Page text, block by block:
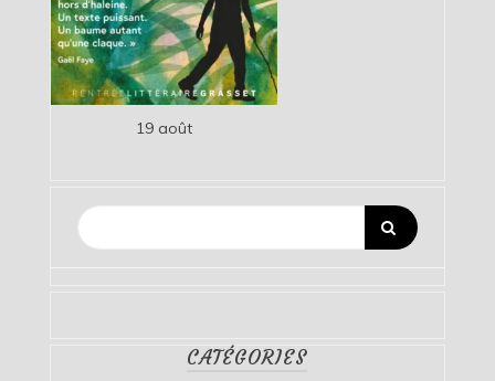
19 août
CATÉGORIES